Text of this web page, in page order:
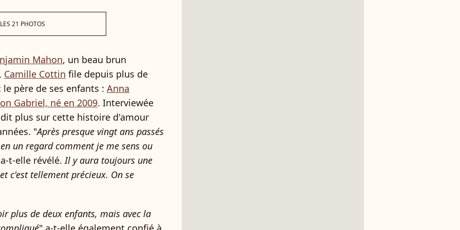
21 PHOTOS
Mahon, un beau brun
Camille Cottin file depuis plus de
père de ses enfants : Anna
Gabriel, né en 2009. Interviewée
plus sur cette histoire d'amour
"Après presque vingt ans passés
un regard comment je me sens ou
t-elle révélé.Il y aura toujours une
c'est tellement précieux. On se
plus de deux enfants, mais avec la